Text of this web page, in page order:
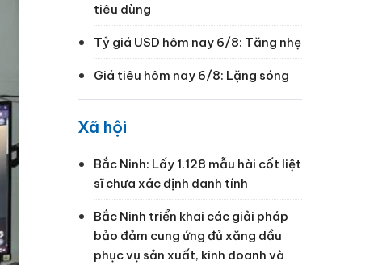
tiêu dùng
Tỷ giá USD hôm nay 6/8: Tăng nhẹ
Giá tiêu hôm nay 6/8: Lặng sóng
Xã hội
Bắc Ninh: Lấy 1.128 mẫu hài cốt liệt
sĩ chưa xác định danh tính
Bắc Ninh triển khai các giải pháp
bảo đảm cung ứng đủ xăng dầu
phục vụ sản xuất, kinh doanh và